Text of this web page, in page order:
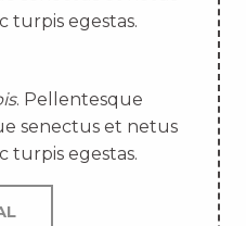
turpis egestas.
. Pellentesque
senectus et netus
turpis egestas.